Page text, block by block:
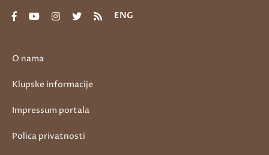
O nama
Klupske informacije
Impressum portala
Polica privatnosti
ENG